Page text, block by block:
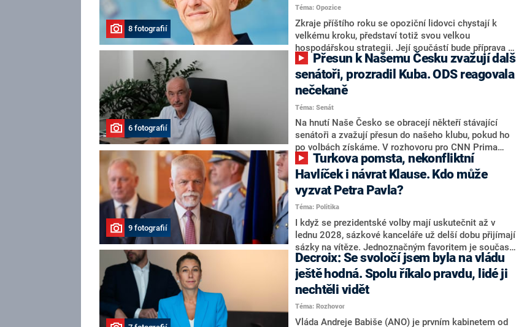
8 fotografií
Téma: Opozice
Zkraje příštího roku se opoziční lidovci chystají k
velkému kroku, představí totiž svou velkou
hospodářskou strategii. Její součástí bude příprava na
stárnutí populace, řekl ve středu na setkání s novináři
nový předseda lidovců Jan Grolich. Ten zároveň v
senátních volbách kandiduje ve Vyškově. Popsal i
aktivitu opozice, o níž vládní strany nebo političtí
komentátoři mluví jako o slabé a v defenzivě. „Je to
úmorná práce upozorňovat na chyby vlády. Ministři s
námi navíc nechodí do debat. Chceme ale ukazovat
svoje témata,“ odpověděl Grolich na dotaz CNN Prima
NEWS.
6 fotografií
senátoři, prozradil Kuba. ODS reagovala
nečekaně
Téma: Senát
Na hnutí Naše Česko se obracejí někteří stávající
senátoři a zvažují přesun do našeho klubu, pokud ho
po volbách získáme. V rozhovoru pro CNN Prima
NEWS to řekl zakladatel hnutí a jihočeský hejtman
Martin Kuba. Konkrétní nebyl, ale získat by takto mohl
například senátora Zdeňka Hrabu, který je dnes
součástí klubu ODS a TOP 09. Hraba to na dotaz
redakce nevyloučil. Předseda klubu senátorů ODS
Zdeněk Nytra redakci řekl, že počítá s odchodem
některých senátorů z klubu a že Naše Česko není
nepřítel, ale soupeř.
9 fotografií
Havlíček i návrat Klause. Kdo může
vyzvat Petra Pavla?
Téma: Politika
I když se prezidentské volby mají uskutečnit až v
lednu 2028, sázkové kanceláře už delší dobu přijímají
sázky na vítěze. Jednoznačným favoritem je současná
hlava státu Petr Pavel. Daleko za ním pak bookmakeři
zmiňují dva výrazné politiky ANO, tedy premiéra
Andreje Babiše a ministra průmyslu Karla Havlíčka.
Oblíbeným tipem samotných sázkařů je poslanec za
Motoristy Filip Turek. Politolog Jan Kubáček nicméně
o případné kandidatuře kohokoliv ze zmíněné trojice
Decroix: Se svoločí jsem byla na vládu
ještě hodná. Spolu říkalo pravdu, lidé ji
nechtěli vidět
Téma: Rozhovor
Vláda Andreje Babiše (ANO) je prvním kabinetem od